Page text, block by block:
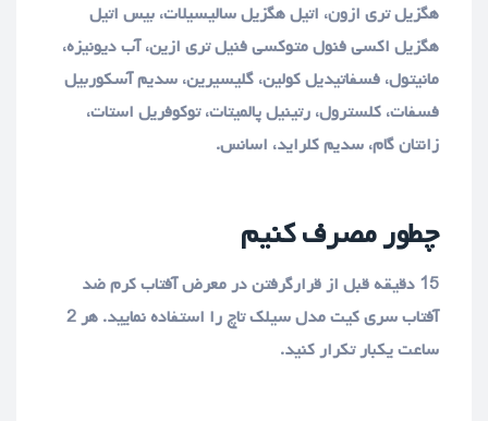
هگزیل تری ازون، اتیل هگزیل سالیسیلات، بیس اتیل
هگزیل اکسی فنول متوکسی فنیل تری ازین، آب دیونیزه،
مانیتول، فسفاتیدیل کولین، گلیسیرین، سدیم آسکوربیل
فسفات، کلسترول، رتینیل پالمیتات، توکوفریل استات،
زانتان گام، سدیم کلراید، اسانس.
چطور مصرف کنیم
15 دقیقه قبل از قرارگرفتن در معرض آفتاب کرم ضد
آفتاب سری کیت مدل سیلک تاچ را استفاده نمایید. هر 2
ساعت یکبار تکرار کنید.